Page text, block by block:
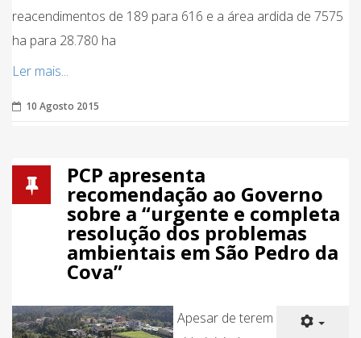
reacendimentos de 189 para 616 e a área ardida de 7575
ha para 28.780 ha
Ler mais...
10 Agosto 2015
PCP apresenta
recomendação ao Governo
sobre a “urgente e completa
resolução dos problemas
ambientais em São Pedro da
Cova”
Apesar de terem